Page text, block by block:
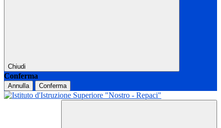
Chiudi
Conferma
Annulla Conferma